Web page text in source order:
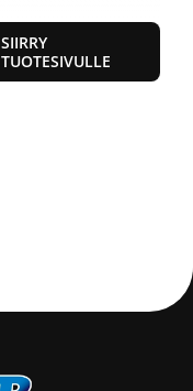
SIIRRY
TUOTESIVULLE